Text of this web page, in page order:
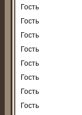
Гость
Гость
Гость
Гость
Гость
Гость
Гость
Гость